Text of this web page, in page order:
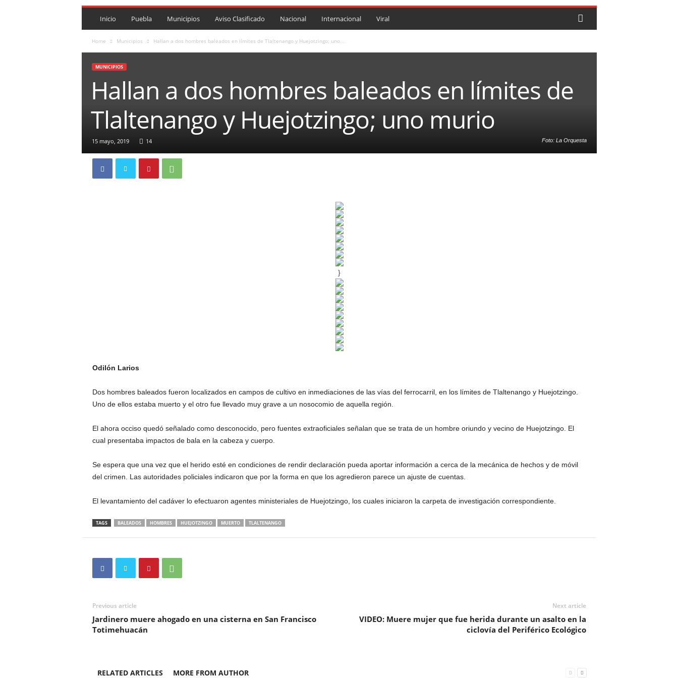
P
Inicio Puebla Municipios Aviso Clasificado Nacional Internacional Viral
Home Municipios Hallan a dos hombres baleados en límites de Tlaltenango y Huejotzingo; uno...
Foto: La Orquesta
MUNICIPIOS
Hallan a dos hombres baleados en límites de
Tlaltenango y Huejotzingo; uno murio
15 mayo, 2019 14
}
Odilón Larios
Dos hombres baleados fueron localizados en campos de cultivo en inmediaciones de las vías del ferrocarril, en los límites de Tlaltenango y Huejotzingo.
Uno de ellos estaba muerto y el otro fue llevado muy grave a un nosocomio de aquella región.
El ahora occiso quedó señalado como desconocido, pero fuentes extraoficiales señalan que se trata de un hombre oriundo y vecino de Huejotzingo. El
cual presentaba impactos de bala en la cabeza y cuerpo.
Se espera que una vez que el herido esté en condiciones de rendir declaración pueda aportar información a cerca de la mecánica de hechos y de móvil
del crimen. Las autoridades policiales indicaron que por la forma en que los agredieron parece un ajuste de cuentas.
El levantamiento del cadáver lo efectuaron agentes ministeriales de Huejotzingo, los cuales iniciaron la carpeta de investigación correspondiente.
TAGS BALEADOS HOMBRES HUEJOTZINGO MUERTO TLALTENANGO
Previous article
Jardinero muere ahogado en una cisterna en San Francisco
Totimehuacán
Next article
VIDEO: Muere mujer que fue herida durante un asalto en la
ciclovía del Periférico Ecológico
RELATED ARTICLES MORE FROM AUTHOR